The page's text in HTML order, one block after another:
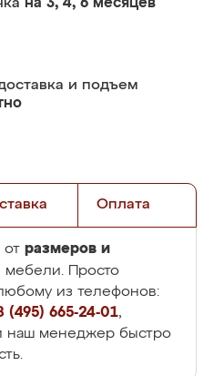
на 3, 4, 6 месяцев
и подъем
Оплата
от размеров и
мебели. Просто
из телефонов:
(495) 665-24-01,
наш менеджер быстро